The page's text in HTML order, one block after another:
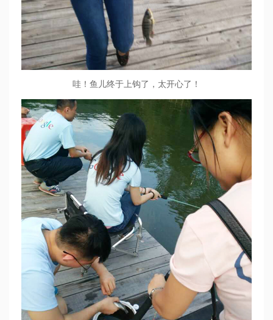
哇！鱼儿终于上钩了，太开心了！